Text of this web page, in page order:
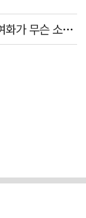
[사설] 환자 부담 못 줄이는 간병비 급여화가 무슨 소용인가